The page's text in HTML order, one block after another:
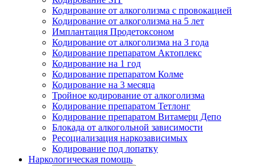
Кодирование от алкоголизма с провокацией
Кодирование от алкоголизма на 5 лет
Имплантация Продетоксоном
Кодирование от алкоголизма на 3 года
Кодирование препаратом Актоплекс
Кодирование на 1 год
Кодирование препаратом Колме
Кодирование на 3 месяца
Тройное кодирование от алкоголизма
Кодирование препаратом Тетлонг
Кодирование препаратом Витамерц Депо
Блокада от алкогольной зависимости
Ресоциализация наркозависимых
Кодирование под лопатку
Наркологическая помощь